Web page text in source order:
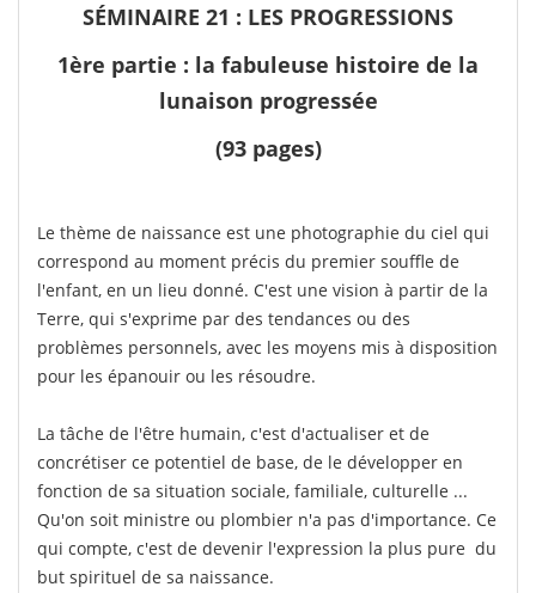
SÉMINAIRE 21 : LES PROGRESSIONS
1ère partie : la fabuleuse histoire de la
lunaison progressée
(93 pages)
Le thème de naissance est une photographie du ciel qui
correspond au moment précis du premier souffle de
l'enfant, en un lieu donné. C'est une vision à partir de la
Terre, qui s'exprime par des tendances ou des
problèmes personnels, avec les moyens mis à disposition
pour les épanouir ou les résoudre.
La tâche de l'être humain, c'est d'actualiser et de
concrétiser ce potentiel de base, de le développer en
fonction de sa situation sociale, familiale, culturelle ...
Qu'on soit ministre ou plombier n'a pas d'importance. Ce
qui compte, c'est de devenir l'expression la plus pure du
but spirituel de sa naissance.